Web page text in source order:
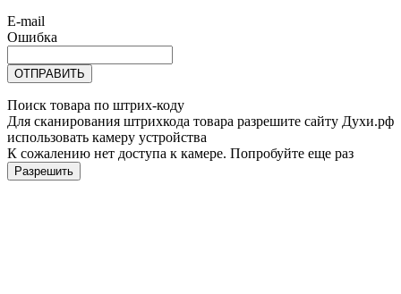
E-mail
Ошибка
ОТПРАВИТЬ
Поиск товара по штрих-коду
Для сканирования штрихкода товара разрешите сайту Духи.рф
использовать камеру устройства
К сожалению нет доступа к камере. Попробуйте еще раз
Разрешить